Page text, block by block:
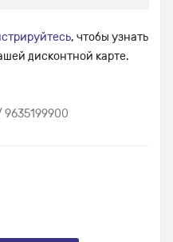
, чтобы узнать
дисконтной карте.